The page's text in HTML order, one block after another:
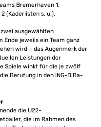
Bremerhaven 1,
(Kaderlisten s. u.).
ausgewählten
jeweils ein Team ganz
wird – das Augenmerk der
Leistungen der
Spiele winkt für die je zwölf
Berufung in den ING-DiBa-
die U22-
die im Rahmen des